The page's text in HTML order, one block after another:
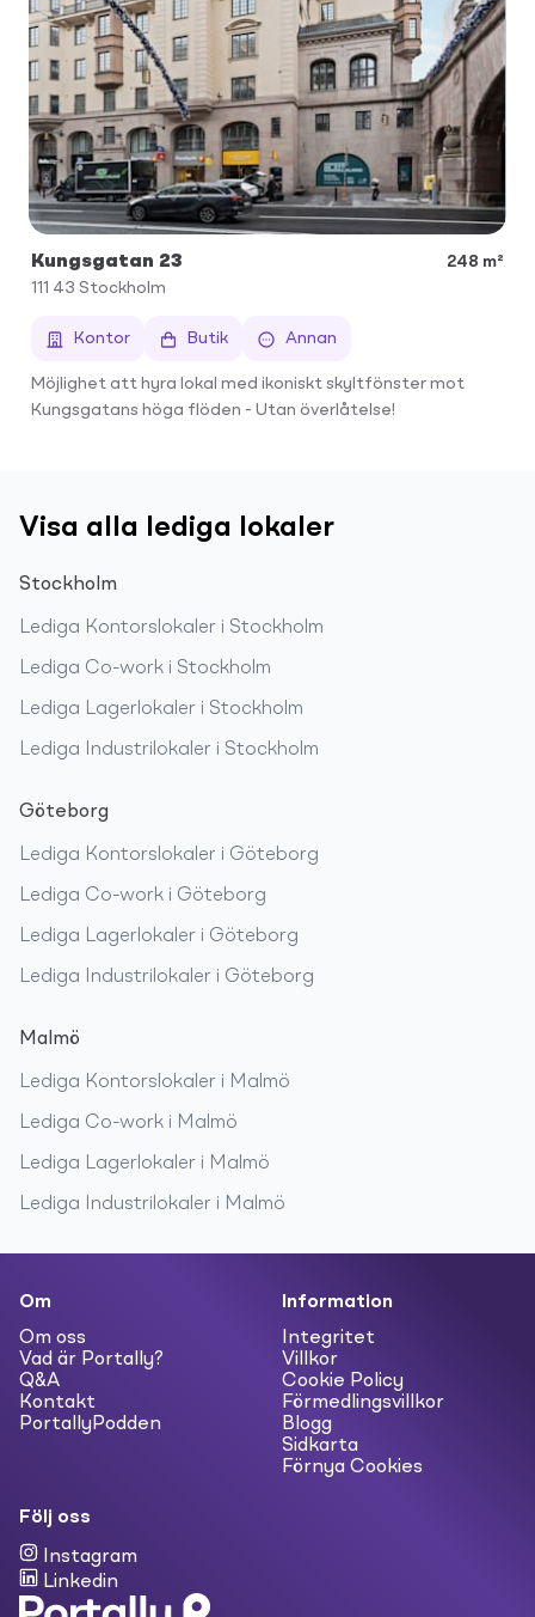
Kungsgatan 23
248 m²
111 43 Stockholm
Kontor Butik Annan
Möjlighet att hyra lokal med ikoniskt skyltfönster mot
Kungsgatans höga flöden - Utan överlåtelse!
Visa alla lediga lokaler
Stockholm
Lediga Kontorslokaler i Stockholm
Lediga Co-work i Stockholm
Lediga Lagerlokaler i Stockholm
Lediga Industrilokaler i Stockholm
Göteborg
Lediga Kontorslokaler i Göteborg
Lediga Co-work i Göteborg
Lediga Lagerlokaler i Göteborg
Lediga Industrilokaler i Göteborg
Malmö
Lediga Kontorslokaler i Malmö
Lediga Co-work i Malmö
Lediga Lagerlokaler i Malmö
Lediga Industrilokaler i Malmö
Om
Om oss
Vad är Portally?
Q&A
Kontakt
PortallyPodden
Information
Integritet
Villkor
Cookie Policy
Förmedlingsvillkor
Blogg
Sidkarta
Förnya Cookies
Följ oss
Instagram
Linkedin